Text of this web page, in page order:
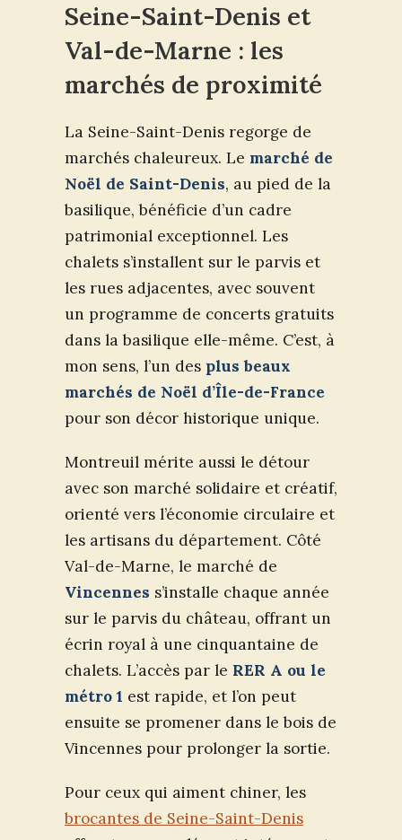
Seine-Saint-Denis et
Val-de-Marne : les
marchés de proximité
La Seine-Saint-Denis regorge de
marchés chaleureux. Le marché de
Noël de Saint-Denis, au pied de la
basilique, bénéficie d’un cadre
patrimonial exceptionnel. Les
chalets s’installent sur le parvis et
les rues adjacentes, avec souvent
un programme de concerts gratuits
dans la basilique elle-même. C’est, à
mon sens, l’un des plus beaux
marchés de Noël d’Île-de-France
pour son décor historique unique.
Montreuil mérite aussi le détour
avec son marché solidaire et créatif,
orienté vers l’économie circulaire et
les artisans du département. Côté
Val-de-Marne, le marché de
Vincennes s’installe chaque année
sur le parvis du château, offrant un
écrin royal à une cinquantaine de
chalets. L’accès par le RER A ou le
métro 1 est rapide, et l’on peut
ensuite se promener dans le bois de
Vincennes pour prolonger la sortie.
Pour ceux qui aiment chiner, les
brocantes de Seine-Saint-Denis